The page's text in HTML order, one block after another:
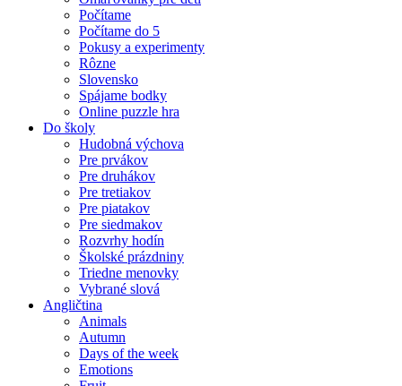
Počítame
Počítame do 5
Pokusy a experimenty
Rôzne
Slovensko
Spájame bodky
Online puzzle hra
Do školy
Hudobná výchova
Pre prvákov
Pre druhákov
Pre tretiakov
Pre piatakov
Pre siedmakov
Rozvrhy hodín
Školské prázdniny
Triedne menovky
Vybrané slová
Angličtina
Animals
Autumn
Days of the week
Emotions